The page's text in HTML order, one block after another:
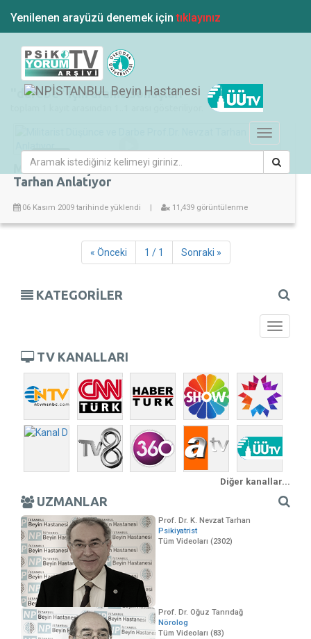
Yenilenen arayüzü denemek içintıklayınız
Toggle
navigation
"darebe" için arama sonuçları
00:08:01
Militarist Düşünce ve Darbe Prof.Dr. Nevzat
Tarhan Anlatıyor
06 Kasım 2009 tarihinde yüklendi 11,439 görüntülenme
« Önceki 1 / 1 Sonraki »
KATEGORİLER
Toggle
TV KANALLARI
Diğer kanallar...
UZMANLAR
Prof. Dr. K. Nevzat Tarhan
Psikiyatrist
Tüm Videoları (2302)
Prof. Dr. Oğuz Tanrıdağ
Nörolog
Tüm Videoları (83)